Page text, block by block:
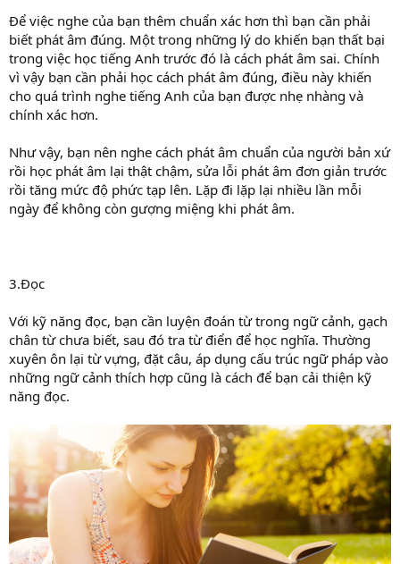
Để việc nghe của bạn thêm chuẩn xác hơn thì bạn cần phải
biết phát âm đúng. Một trong những lý do khiến bạn thất bại
trong việc học tiếng Anh trước đó là cách phát âm sai. Chính
vì vậy bạn cần phải học cách phát âm đúng, điều này khiến
cho quá trình nghe tiếng Anh của bạn được nhẹ nhàng và
chính xác hơn.
Như vậy, bạn nên nghe cách phát âm chuẩn của người bản xứ
rồi học phát âm lại thật chậm, sửa lỗi phát âm đơn giản trước
rồi tăng mức độ phức tạp lên. Lặp đi lặp lại nhiều lần mỗi
ngày để không còn gượng miệng khi phát âm.
3.Đọc
Với kỹ năng đọc, bạn cần luyện đoán từ trong ngữ cảnh, gạch
chân từ chưa biết, sau đó tra từ điển để học nghĩa. Thường
xuyên ôn lại từ vựng, đặt câu, áp dụng cấu trúc ngữ pháp vào
những ngữ cảnh thích hợp cũng là cách để bạn cải thiện kỹ
năng đọc.